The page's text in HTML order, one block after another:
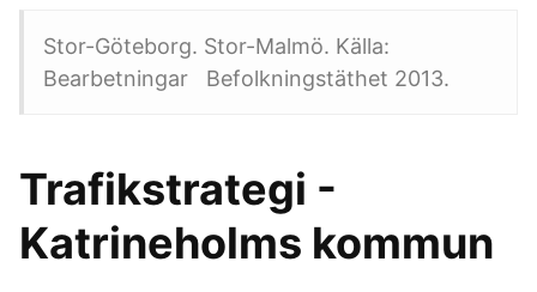
Stor-Göteborg. Stor-Malmö. Källa:
Bearbetningar Befolkningstäthet 2013.
Trafikstrategi -
Katrineholms kommun